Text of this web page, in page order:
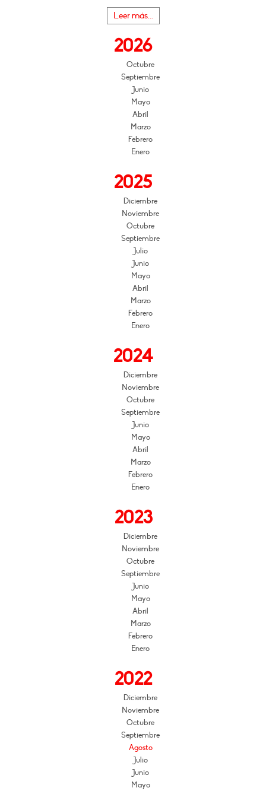
Leer más...
2026
Octubre
Septiembre
Junio
Mayo
Abril
Marzo
Febrero
Enero
2025
Diciembre
Noviembre
Octubre
Septiembre
Julio
Junio
Mayo
Abril
Marzo
Febrero
Enero
2024
Diciembre
Noviembre
Octubre
Septiembre
Junio
Mayo
Abril
Marzo
Febrero
Enero
2023
Diciembre
Noviembre
Octubre
Septiembre
Junio
Mayo
Abril
Marzo
Febrero
Enero
2022
Diciembre
Noviembre
Octubre
Septiembre
Agosto
Julio
Junio
Mayo